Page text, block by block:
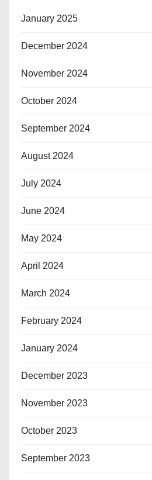
January 2025
December 2024
November 2024
October 2024
September 2024
August 2024
July 2024
June 2024
May 2024
April 2024
March 2024
February 2024
January 2024
December 2023
November 2023
October 2023
September 2023